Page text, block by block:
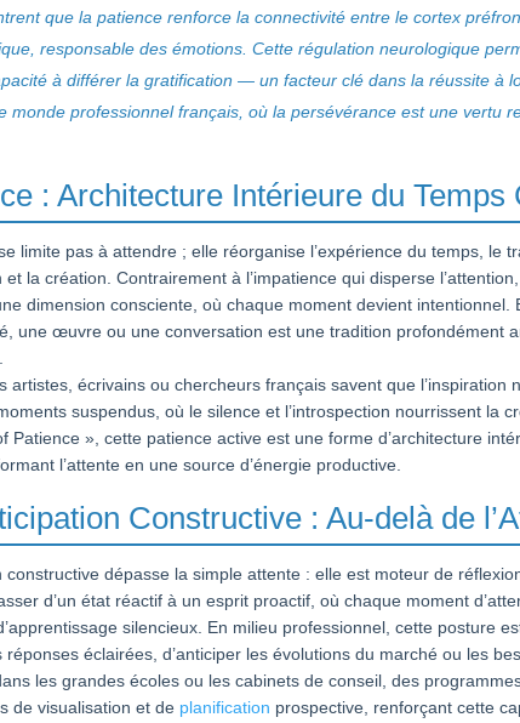
que la patience renforce la connectivité entre le cortex
responsable des émotions. Cette régulation neurologique
à différer la gratification — un facteur clé dans la réussite à
monde professionnel français, où la persévérance est une vertu
: Architecture Intérieure du Temps
limite pas à attendre ; elle réorganise l’expérience du temps, le
et la création. Contrairement à l’impatience qui disperse
dimension consciente, où chaque moment devient intentionnel.
une œuvre ou une conversation est une tradition profondément
artistes, écrivains ou chercheurs français savent que l’inspiration
suspendus, où le silence et l’introspection nourrissent la
Patience », cette patience active est une forme d’architecture
l’attente en une source d’énergie productive.
Constructive : Au-delà de
constructive dépasse la simple attente : elle est moteur de
d’un état réactif à un esprit proactif, où chaque moment
silencieux. En milieu professionnel, cette posture
réponses éclairées, d’anticiper les évolutions du marché ou les
les grandes écoles ou les cabinets de conseil, des
de visualisation et de planification prospective, renforçant cette